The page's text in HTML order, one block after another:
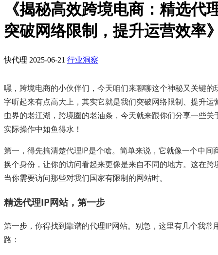
《揭秘高效跨境电商：精选代
突破网络限制，提升运营效率
快代理 2025-06-21 行业洞察
嘿，跨境电商的小伙伴们，今天咱们来聊聊这个神秘又关键
字听起来有点高大上，其实它就是我们突破网络限制、提升
虫界的老江湖，跨境圈的老油条，今天就来跟你们分享一些
实际操作中如鱼得水！
第一，得先搞清楚代理IP是个啥。简单来说，它就像一个中间
换个身份，让你的访问看起来更像是来自不同的地方。这在
当你需要访问那些对我们国家有限制的网站时。
精选代理IP网站，第一步
第一步，你得找到靠谱的代理IP网站。别急，这里有几个我常
路：